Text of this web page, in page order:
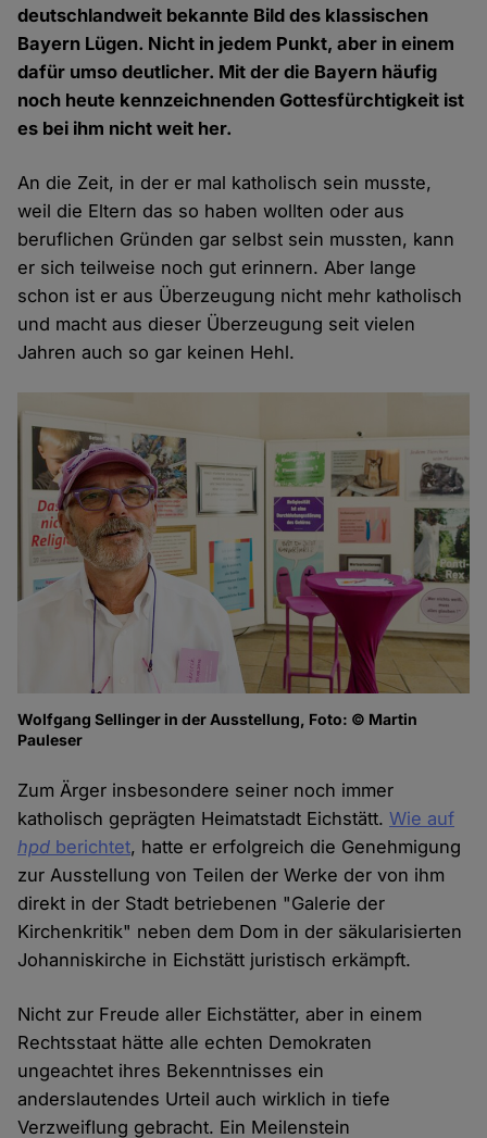
deutschlandweit bekannte Bild des klassischen
Bayern Lügen. Nicht in jedem Punkt, aber in einem
dafür umso deutlicher. Mit der die Bayern häufig
noch heute kennzeichnenden Gottesfürchtigkeit ist
es bei ihm nicht weit her.
An die Zeit, in der er mal katholisch sein musste,
weil die Eltern das so haben wollten oder aus
beruflichen Gründen gar selbst sein mussten, kann
er sich teilweise noch gut erinnern. Aber lange
schon ist er aus Überzeugung nicht mehr katholisch
und macht aus dieser Überzeugung seit vielen
Jahren auch so gar keinen Hehl.
Wolfgang Sellinger in der Ausstellung, Foto: © Martin
Pauleser
Zum Ärger insbesondere seiner noch immer
katholisch geprägten Heimatstadt Eichstätt.Wie auf
hpd berichtet, hatte er erfolgreich die Genehmigung
zur Ausstellung von Teilen der Werke der von ihm
direkt in der Stadt betriebenen "Galerie der
Kirchenkritik" neben dem Dom in der säkularisierten
Johanniskirche in Eichstätt juristisch erkämpft.
Nicht zur Freude aller Eichstätter, aber in einem
Rechtsstaat hätte alle echten Demokraten
ungeachtet ihres Bekenntnisses ein
anderslautendes Urteil auch wirklich in tiefe
Verzweiflung gebracht. Ein Meilenstein